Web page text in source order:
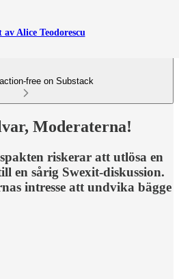
Alice Teodorescu
free on Substack
Moderaterna!
riskerar att utlösa en
en sårig Swexit-diskussion.
intresse att undvika bägge